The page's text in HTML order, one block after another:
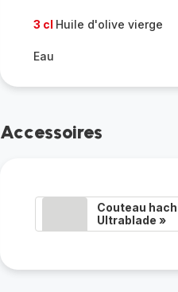
3 cl Huile d'olive vierge
Eau
Accessoires
Couteau
Ultrablade »